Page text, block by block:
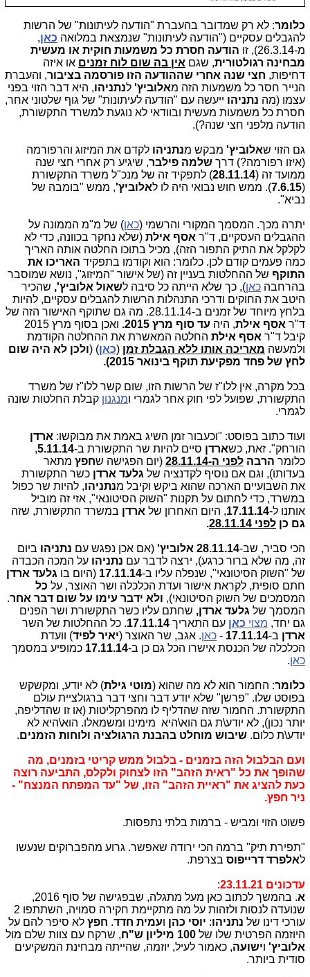
כלומר: לא רק שמדובר בהעברת "הודעה לעיתונות" של הרשות
להגבלים עסקיים ("הודעה לעיתונות" שנמצאת במלואה כאן,
מ-26.3.14), זו
הודעה חסרת כל משמעות חוקית או מעשית
מבחינה רגולטורית, שגם אין בה שום לוח זמנים או איזה
דחיפות, חצי שנה אחרי שההודעה הזו פורסמה בציבור, והעברת
הנייר חסר כל משמעות הזה מאלוביץ' לנתניהו, היא דבר הזוי בפני
עצמו (מה נתניהו ייעשה עם "הודעה לעיתונות" של גוף שלטוני אחר,
חסרת כל משמעות מעשית ובוודאי לא נוגעת למשרד התקשורת,
הודעה מלפני חצי שנה?).
גם הזוי שאלוביץ' מבקש מנתניהו לקדם את המיזוג והרפורמה
(איזו רפורמה?) דרך שלמה פילבר, שיגיע רק אחרי חצי שנה
ממועד זה (28.11.14) לתפקיד זה של מנכ"ל משרד התקשורת
(
7.6.15). ממש חוש נבואי היה לו לאלוביץ', ממש "בומבה של
נביא".
יתרה מכך. המסמך המקורי והרשמי (כאן) של מ"מ הממונה על
ההגבלים העסקיים, ד"ר אסף אילת (שלא נחקר בכוונה, כדי לא
לקלקל את התיק התפור הזה), מכיל בתוכו החלטה אותה האריך
כמה פעמים קודם לכן. כלומר: הוא וקודמו בתפקיד האריכו את
התוקף של ההחלטות בעניין זה (של אישור "המיזוג", נושא שמוסבר
בהרחבה כאן), כך שלא הייתה כל סיבה לשאול אלוביץ', שהכיר
היטב את החוקים ודרכי התנהלות הרשות להגבלים עסקיים, להיות
בלחץ מיוחד של זמנים ב-28.11.14. מה גם שתוקף האישור הזה של
ד"ר אסף אילת, היה עד סוף מרץ 2015.
ואכן בסוף מרץ 2015
קיבל ד"ר אסף אילת החלטה המאשרת את ההחלטה הקודמת
ולמעשה מאריכה אותו ללא הגבלת זמן (כאן) (ולכן לא היה שום
לחץ של פחד מפקיעת תוקף בינואר 2015).
בכל מקרה, אין ללו"ז של הרשות הזו, שום קשר ללו"ז של משרד
התקשורת, שפועל לפי חוק אחר לגמרי ומנגנון קבלת החלטות שונה
לגמרי.
ועוד כתוב בפוסט: "וכעבור זמן השיג באמת את מבוקשו: ארדן
הורחק". זאת, כשארדן סיים להיות שר התקשורת ב-5.11.14
,
כלומר הרבה לפני ה-28.11.14 (יום הפגישה שחפץ מתאר
בעדותו), וגם אם נוסיף לקדנציה של גלעד ארדן כשר התקשורת
את השבועיים הארכה שהוא ביקש וקיבל מנתניהו, להיות שר כפול
במשרד, כדי לחתום על תקנות "השוק הסיטונאי", אזי זה מוביל
אותנו ל-17.11.14, היום האחרון של ארדן במשרד התקשורת, שזה
גם כן לפני 28.11.14 .
הכי סביר, שב-28.11.14 אלוביץ' (אם אכן נפגש עם נתניהו ביום
זה, מה שלא ברור כרגע), ירצה לדבר עם נתניהו על המכה הכבדה
של "השוק הסיטונאי", שנפלה עליו ב-17.11.14 (היום בו גלעד ארדן
חתם סופית, לקראת אישור ועדת הכלכלה ושר האוצר, על כל
המסמכים של השוק הסיטונאי), ולא ידבר עימו על שום דבר אחר.
המסמך של גלעד ארדן, שחתם עליו כשר התקשורת ושר הפנים
גם יחד, מצוי כאן עם התאריך 17.11.14. כל ההחלטות של השר
ארדן ב-17.11.14
- כאן. אגב, שר האוצר (יאיר לפיד) וועדת
הכלכלה של הכנסת אישרו הכל גם כן ב-17.11.14 כמופיע במסמך
כאן.
כלומר: החמור הוא לא מה שהוא (מוטי גילת) לא יודע, ומקשקש
בפוסט שלו. "פרשן" שלא יודע דבר וחצי דבר ברגולציית עולם
התקשורת. החמור שזה שהדליף לו מהפרקליטות (או זו שהדליפה,
יותר נכון), לא יודע\ת גם הוא\היא מימינו ומשמאלו. הוא\היא לא
יודע\ת כלום. שיבוש מוחלט בהבנת הרגולציה ולוחות הזמנים.
ועם הבלבול הזה בזמנים - בלבול ממש קריטי בזמנים, מה
שהופך את כל "ראית הזהב" הזו לצחוק ולקלס, התביעה רוצה
כעת להציג את "ראיית הזהב" הזו, של "עד המפתח המנצח" -
ניר חפץ.
פשוט הזוי ומביש - ברמות בלתי נתפסות.
"תפירת תיק" ברמה הכי ירודה שאפשר. גרוע מהפברוקים שנעשו
לאלפרד דרייפוס בצרפת.
עדכונים 23.11.21
:
א
. בהמשך לכתוב כאן מעל מתגלה, שבפגישה של סוף 2016,
שנועדה לנסות ולזהות על מה מתקיימת חקירה סמויה, השתתפו 2
עורכי דינו של נתניהו: יוסי כהן ועמית חדד. חפץ לא סיפר להם על
היוזמה הפרטית שלו של 100 מיליון ש"ח
, שרקח עם צוות שלם מול
אלוביץ' וישועה, כאמור לעיל, יוזמה, שהייתה מבחינת המשקיעים
סודית ביותר.